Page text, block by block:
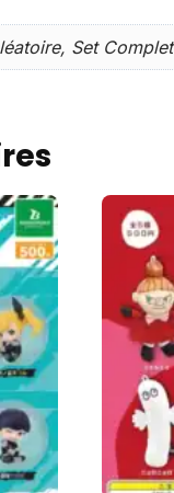
Set Complet